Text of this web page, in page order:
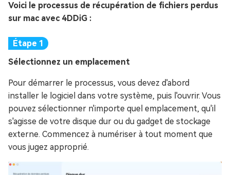
Voici le processus de récupération de fichiers perdus
sur mac avec 4DDiG :
Sélectionnez un emplacement
Pour démarrer le processus, vous devez d'abord
installer le logiciel dans votre système, puis l'ouvrir. Vous
pouvez sélectionner n'importe quel emplacement, qu'il
s'agisse de votre disque dur ou du gadget de stockage
externe. Commencez à numériser à tout moment que
vous jugez approprié.